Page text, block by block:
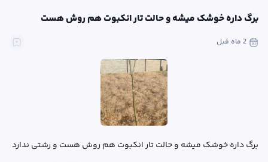
برگ داره خوشک میشه و حالت تار انکبوت هم روش هست
2 ماه قبل
برگ داره خوشک میشه و حالت تار انکبوت هم روش هست و رشتی ندارد